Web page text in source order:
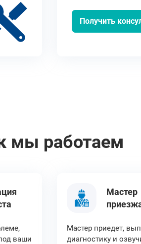
Получить
мы работаем
ваши
Мастер
Мастер приедет,
диагностику и